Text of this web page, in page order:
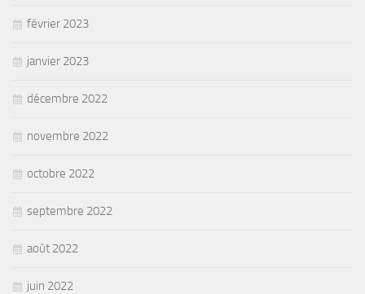
février 2023
janvier 2023
décembre 2022
novembre 2022
octobre 2022
septembre 2022
août 2022
juin 2022